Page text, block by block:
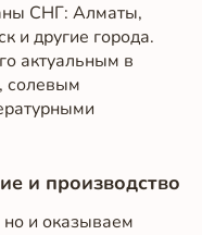
СНГ: Алматы,
и другие города.
актуальным в
солевым
и производство
и оказываем